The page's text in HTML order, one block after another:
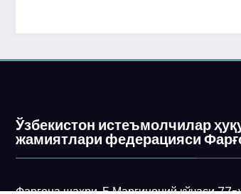
Ўзбекистон истеъмолчилар
жамиятлари федерацияси